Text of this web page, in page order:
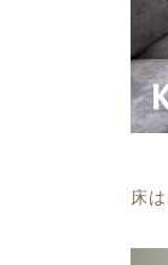
床